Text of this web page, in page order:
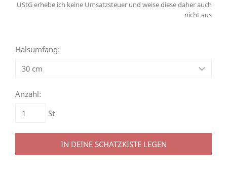
UStG erhebe ich keine Umsatzsteuer und weise diese daher auch
nicht aus
Halsumfang:
Anzahl:
St
IN DEINE SCHATZKISTE LEGEN